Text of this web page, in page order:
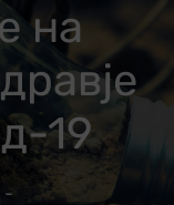
на
19